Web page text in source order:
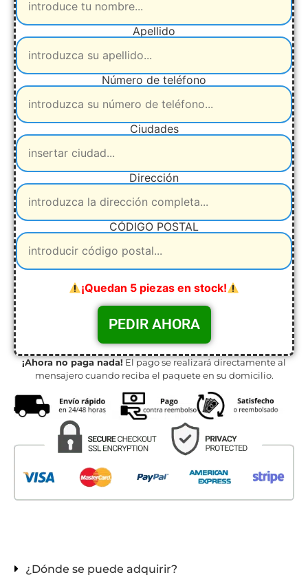
Apellido
Número de teléfono
Ciudades
Dirección
CÓDIGO POSTAL
¡Quedan 5 piezas en stock!
¡Ahora no paga nada!El pago se realizará directamente al
mensajero cuando reciba el paquete en su domicilio.
¿Dónde se puede adquirir?